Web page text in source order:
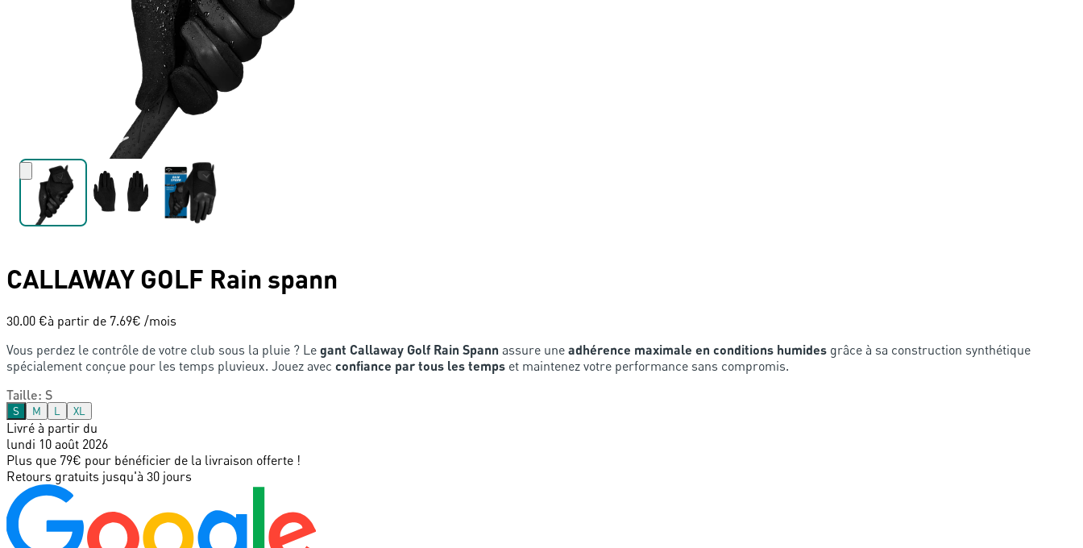
CALLAWAY GOLF Rain spann
30.00 €à partir de 7.69€ /mois
Vous perdez le contrôle de votre club sous la pluie ? Le gant Callaway Golf Rain Spann assure une adhérence maximale en conditions humides grâce à sa construction synthétique
spécialement conçue pour les temps pluvieux. Jouez avec confiance par tous les temps et maintenez votre performance sans compromis.
Taille: S
S M L XL
Livré à partir du
lundi 10 août 2026
Plus que 79€ pour bénéficier de la livraison offerte !
Retours gratuits jusqu'à 30 jours